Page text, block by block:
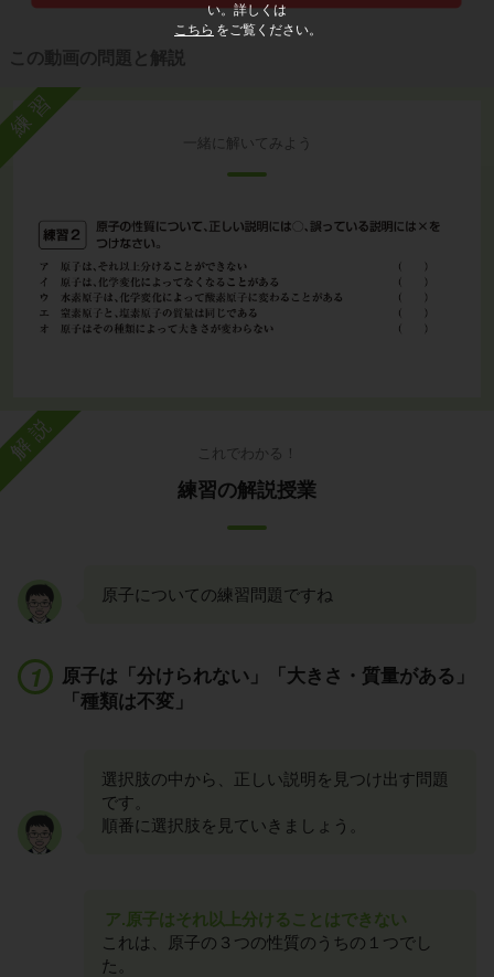
い。詳しくは
こちら をご覧ください。
この動画の問題と解説
練習
一緒に解いてみよう
解説 これでわかる！
練習の解説授業
原子についての練習問題ですね
原子は「分けられない」「大きさ・質量がある」
「種類は不変」
選択肢の中から、正しい説明を見つけ出す問題
です。
順番に選択肢を見ていきましょう。
ア.原子はそれ以上分けることはできない
これは、原子の３つの性質のうちの１つでし
た。